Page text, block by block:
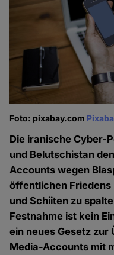
Foto: pixabay.com
Die iranische Cyber-
und Belutschistan
Accounts wegen
öffentlichen Friedens
und Schiiten zu
Festnahme ist kein
ein neues Gesetz
Media-Accounts mit